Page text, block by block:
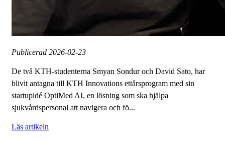
Publicerad 2026-02-23
De två KTH-studenterna Smyan Sondur och David Sato, har
blivit antagna till KTH Innovations ettårsprogram med sin
startupidé OptiMed AI, en lösning som ska hjälpa
sjukvårdspersonal att navigera och fö...
Läs artikeln